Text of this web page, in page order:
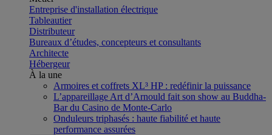
Entreprise d'installation électrique
Tableautier
Distributeur
Bureaux d’études, concepteurs et consultants
Architecte
Hébergeur
À la une
Armoires et coffrets XL³ HP : redéfinir la puissance
L’appareillage Art d’Arnould fait son show au Buddha-
Bar du Casino de Monte-Carlo
Onduleurs triphasés : haute fiabilité et haute
performance assurées